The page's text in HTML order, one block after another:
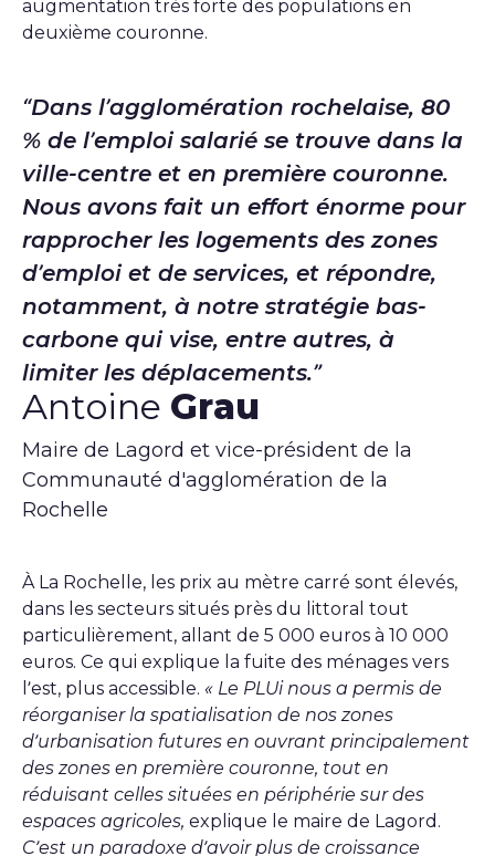
augmentation très forte des populations en
deuxième couronne.
Dans l’agglomération rochelaise, 80
% de l’emploi salarié se trouve dans la
ville-centre et en première couronne.
Nous avons fait un effort énorme pour
rapprocher les logements des zones
d’emploi et de services, et répondre,
notamment, à notre stratégie bas-
carbone qui vise, entre autres, à
limiter les déplacements.
Antoine Grau
Maire de Lagord et vice-président de la
Communauté d'agglomération de la
Rochelle
À La Rochelle, les prix au mètre carré sont élevés,
dans les secteurs situés près du littoral tout
particulièrement, allant de 5 000 euros à 10 000
euros. Ce qui explique la fuite des ménages vers
l’est, plus accessible. « Le PLUi nous a permis de
réorganiser la spatialisation de nos zones
d’urbanisation futures en ouvrant principalement
des zones en première couronne, tout en
réduisant celles situées en périphérie sur des
espaces agricoles, explique le maire de Lagord.
C’est un paradoxe d’avoir plus de croissance